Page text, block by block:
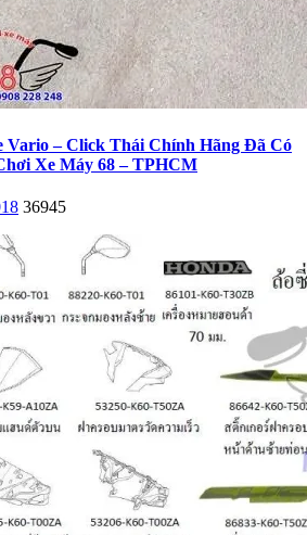
Vario – Click Thái Chính Hãng Đã Có
Xe Máy 68 – TPHCM
36945